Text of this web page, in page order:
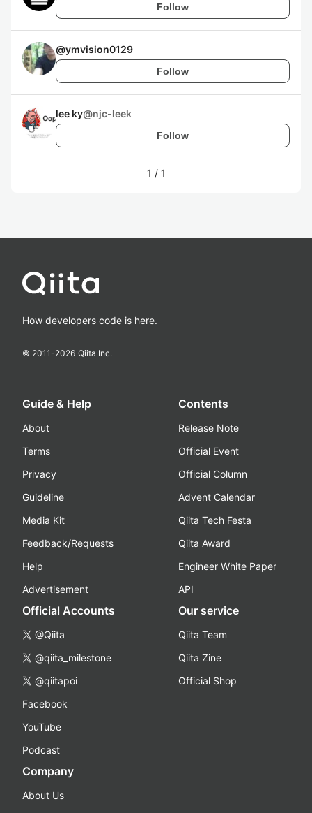
Follow
@ymvision0129
Follow
lee ky@njc-leek
Follow
1 / 1
How developers code is here.
© 2011-2026 Qiita Inc.
Guide & Help
About
Terms
Privacy
Guideline
Media Kit
Feedback/Requests
Help
Advertisement
Contents
Release Note
Official Event
Official Column
Advent Calendar
Qiita Tech Festa
Qiita Award
Engineer White Paper
API
Official Accounts
@Qiita
@qiita_milestone
@qiitapoi
Facebook
YouTube
Podcast
Our service
Qiita Team
Qiita Zine
Official Shop
Company
About Us